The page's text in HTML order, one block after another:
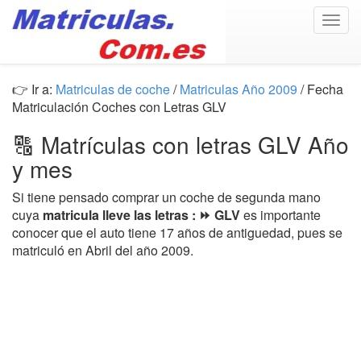
👉 Ir a: Matriculas de coche/Matriculas Año 2009 / Fecha
Matriculación Coches con Letras GLV
🔠 Matrículas con letras GLV Año
y mes
Si tiene pensado comprar un coche de segunda mano
cuya matricula lleve las letras : ⏩ GLVes importante
conocer que el auto tiene 17 años de antiguedad, pues se
matriculó en Abril del año 2009.